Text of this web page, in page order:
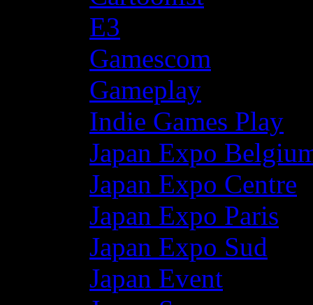
E3
Gamescom
Gameplay
Indie Games Play
Japan Expo
Japan Expo Centre
Japan Expo Paris
Japan Expo Sud
Japan Event